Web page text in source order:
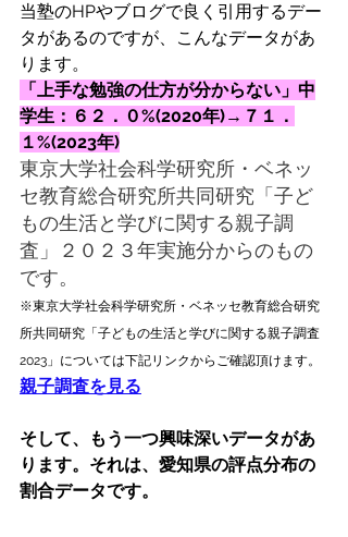
当塾のHPやブログで良く引用するデー
タがあるのですが、こんなデータがあ
ります。
「上手な勉強の仕方が分からない」中
学生：６２．０%(2020年)→７１．
１%(2023年)
東京大学社会科学研究所・ベネッ
セ教育総合研究所共同研究「子ど
もの生活と学びに関する親子調
査」２０２３年実施分からのもの
です。
※東京大学社会科学研究所・ベネッセ教育総合研究
所共同研究「子どもの生活と学びに関する親子調査
2023」については下記リンクからご確認頂けます。
親子調査を見る
そして、もう一つ興味深いデータがあ
ります。それは、愛知県の評点分布の
割合データです。